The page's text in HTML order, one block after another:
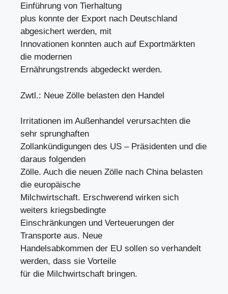
Einführung von Tierhaltung
plus konnte der Export nach Deutschland
abgesichert werden, mit
Innovationen konnten auch auf Exportmärkten
die modernen
Ernährungstrends abgedeckt werden.
Zwtl.: Neue Zölle belasten den Handel
Irritationen im Außenhandel verursachten die
sehr sprunghaften
Zollankündigungen des US – Präsidenten und die
daraus folgenden
Zölle. Auch die neuen Zölle nach China belasten
die europäische
Milchwirtschaft. Erschwerend wirken sich
weiters kriegsbedingte
Einschränkungen und Verteuerungen der
Transporte aus. Neue
Handelsabkommen der EU sollen so verhandelt
werden, dass sie Vorteile
für die Milchwirtschaft bringen.